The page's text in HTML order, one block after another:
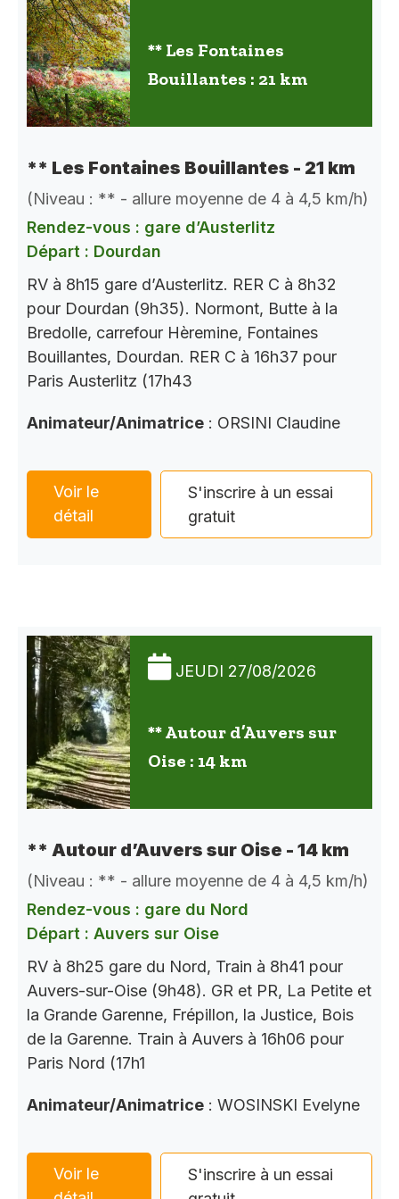
** Les Fontaines
Bouillantes : 21 km
** Les Fontaines Bouillantes - 21 km
(Niveau : ** - allure moyenne de 4 à 4,5 km/h)
Rendez-vous : gare d’Austerlitz
Départ : Dourdan
RV à 8h15 gare d’Austerlitz. RER C à 8h32
pour Dourdan (9h35). Normont, Butte à la
Bredolle, carrefour Hèremine, Fontaines
Bouillantes, Dourdan. RER C à 16h37 pour
Paris Austerlitz (17h43
Animateur/Animatrice : ORSINI Claudine
Voir le
détail
S'inscrire à un essai
gratuit
JEUDI 27/08/2026
** Autour d’Auvers sur
Oise : 14 km
** Autour d’Auvers sur Oise - 14 km
(Niveau : ** - allure moyenne de 4 à 4,5 km/h)
Rendez-vous : gare du Nord
Départ : Auvers sur Oise
RV à 8h25 gare du Nord, Train à 8h41 pour
Auvers-sur-Oise (9h48). GR et PR, La Petite et
la Grande Garenne, Frépillon, la Justice, Bois
de la Garenne. Train à Auvers à 16h06 pour
Paris Nord (17h1
Animateur/Animatrice : WOSINSKI Evelyne
Voir le
S'inscrire à un essai